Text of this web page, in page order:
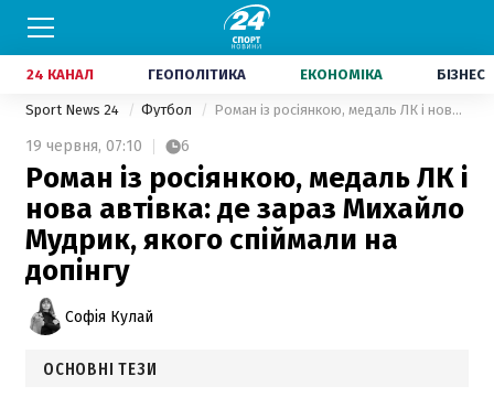
24 КАНАЛ ГЕОПОЛІТИКА ЕКОНОМІКА БІЗНЕС
Sport News 24 Футбол Роман із росіянкою, медаль ЛК і нова автівка: де зараз Михайло Мудрик, якого спіймали на допінгу
19 червня, 07:10 6
Роман із росіянкою, медаль ЛК і
нова автівка: де зараз Михайло
Мудрик, якого спіймали на
допінгу
Софія Кулай
ОСНОВНІ ТЕЗИ